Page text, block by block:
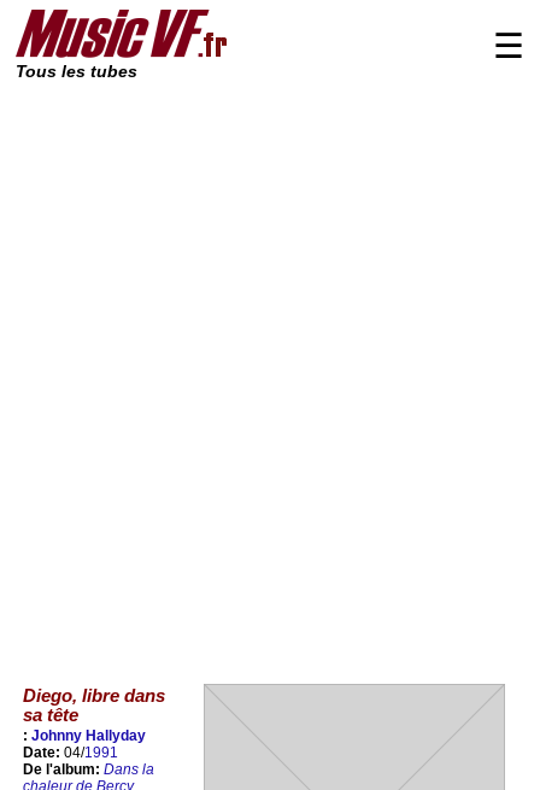
Tous les tubes
☰
Diego, libre dans
sa tête
: Johnny Hallyday
Date: 04/1991
De l'album: Dans la